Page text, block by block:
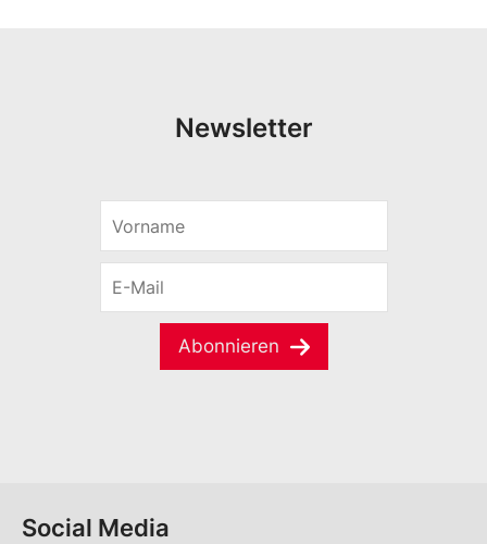
Newsletter
r
M
Abonnieren
Social Media